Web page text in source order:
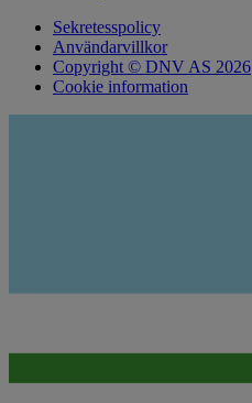
Sekretesspolicy
Användarvillkor
Copyright © DNV AS 2026
Cookie information